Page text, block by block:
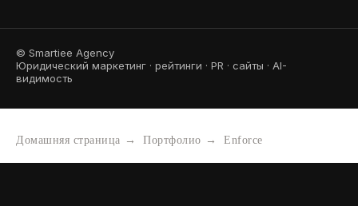
© Smartiee Agency
Юридический маркетинг · рейтинги · PR · сайты · AI-
видимость
Домашняя страница → Портфолио → Enforce